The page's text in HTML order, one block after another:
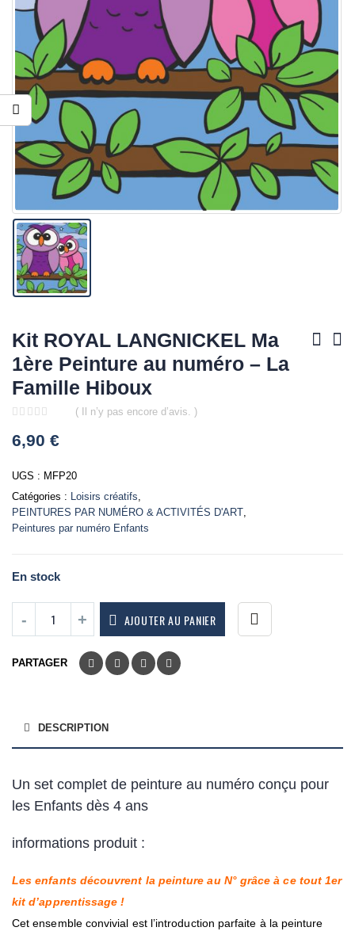
Kit ROYAL LANGNICKEL Ma
1ère Peinture au numéro – La
Famille Hiboux
out
of
( Il n’y pas encore d’avis. )
6,90 €
UGS : MFP20
Catégories : Loisirs créatifs,
PEINTURES PAR NUMÉRO & ACTIVITÉS D'ART,
Peintures par numéro Enfants
En stock
AJOUTER AU PANIER
PARTAGER
DESCRIPTION
Un set complet de peinture au numéro conçu pour
les Enfants dès 4 ans
informations produit :
Les enfants découvrent la peinture au N° grâce à ce tout 1er
kit d’apprentissage !
Cet ensemble convivial est l’introduction parfaite à la peinture